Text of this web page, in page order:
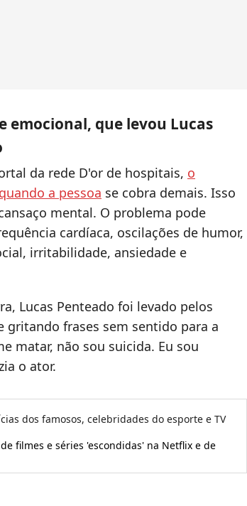
emocional, que levou Lucas
da rede D'or de hospitais, o
a pessoa se cobra demais. Isso
mental. O problema pode
cardíaca, oscilações de humor,
irritabilidade, ansiedade e
Lucas Penteado foi levado pelos
gritando frases sem sentido para a
matar, não sou suicida. Eu sou
o ator.
dos famosos, celebridades do esporte e TV
filmes e séries 'escondidas' na Netflix e de